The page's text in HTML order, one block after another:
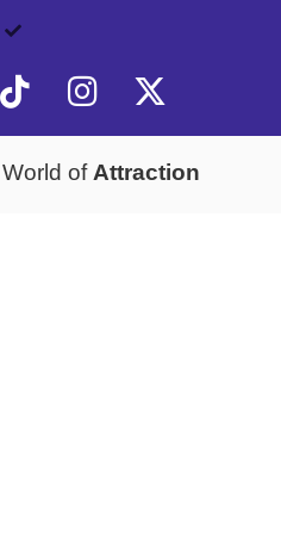
ofAttraction